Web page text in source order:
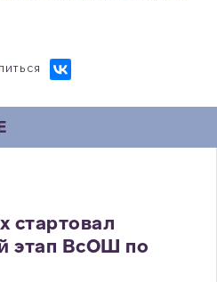
стартовал
этап ВсОШ по